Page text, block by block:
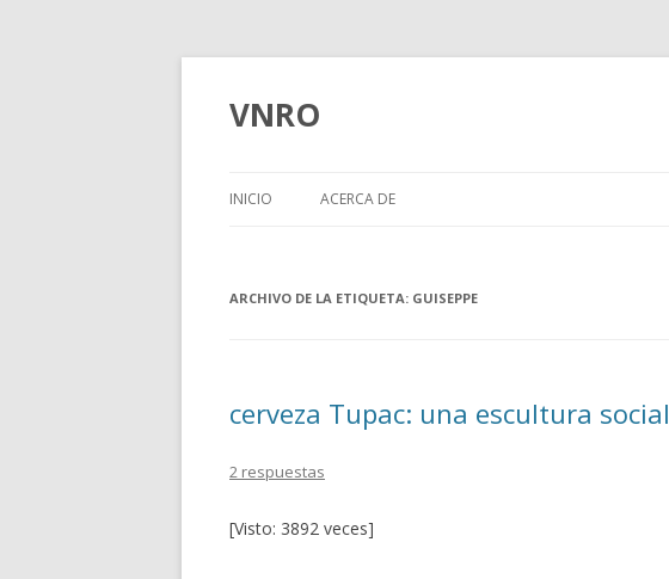
VNRO
INICIO ACERCA DE
ARCHIVO DE LA ETIQUETA: GUISEPPE
cerveza Tupac: una escultura social
2 respuestas
[Visto: 3892 veces]